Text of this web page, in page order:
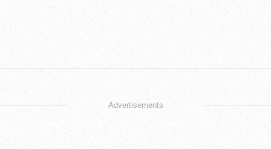
Advertisements